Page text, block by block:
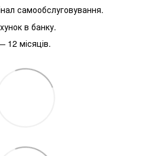
самообслуговування.
в банку.
12 місяців.